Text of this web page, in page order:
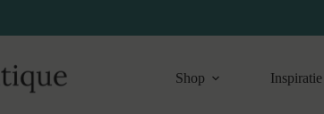
Shop Inspiratie